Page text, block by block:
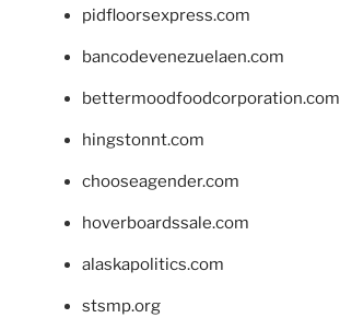
pidfloorsexpress.com
bancodevenezuelaen.com
bettermoodfoodcorporation.com
hingstonnt.com
chooseagender.com
hoverboardssale.com
alaskapolitics.com
stsmp.org